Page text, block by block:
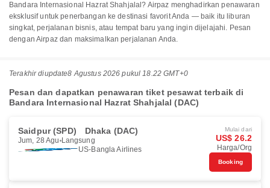
Bandara Internasional Hazrat Shahjalal? Airpaz menghadirkan penawaran
eksklusif untuk penerbangan ke destinasi favorit Anda — baik itu liburan
singkat, perjalanan bisnis, atau tempat baru yang ingin dijelajahi. Pesan
dengan Airpaz dan maksimalkan perjalanan Anda.
Terakhir diupdate8 Agustus 2026 pukul 18.22 GMT+0
Pesan dan dapatkan penawaran tiket pesawat terbaik di
Bandara Internasional Hazrat Shahjalal (DAC)
Saidpur (SPD) Dhaka (DAC)
Jum, 28 Agu Langsung
US-Bangla Airlines
Mulai dari
US$ 26.2
Harga/Org
Booking